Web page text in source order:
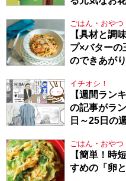
ごはん・おやつ
【具材と調
プ×バターの
のできあが
イチオシ！
【週間ラン
の記事がラ
日～25日の
ごはん・おやつ
【簡単！時
すめの「卵